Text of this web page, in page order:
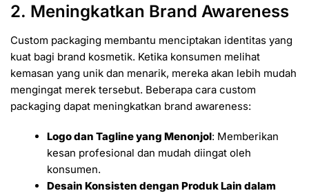
2. Meningkatkan Brand Awareness
Custom packaging membantu menciptakan identitas yang
kuat bagi brand kosmetik. Ketika konsumen melihat
kemasan yang unik dan menarik, mereka akan lebih mudah
mengingat merek tersebut. Beberapa cara custom
packaging dapat meningkatkan brand awareness:
Logo dan Tagline yang Menonjol: Memberikan
kesan profesional dan mudah diingat oleh
konsumen.
Desain Konsisten dengan Produk Lain dalam